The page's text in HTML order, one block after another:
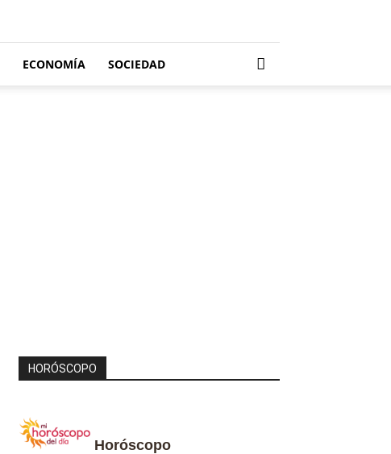
ECONOMÍA SOCIEDAD
HORÓSCOPO
Horóscopo